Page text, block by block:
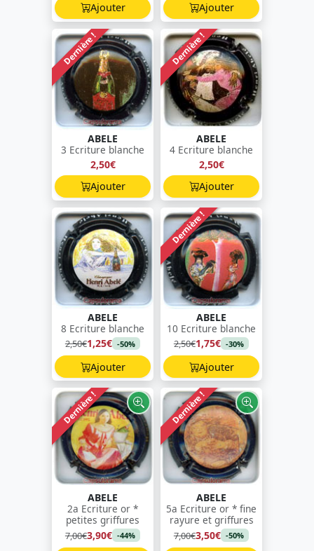
Ajouter
Ajouter
Dernière !
ABELE
3 Ecriture blanche
2,50€
Ajouter
Dernière !
ABELE
4 Ecriture blanche
2,50€
Ajouter
ABELE
8 Ecriture blanche
2,50€1,25€ -50%
Ajouter
Dernière !
ABELE
10 Ecriture blanche
2,50€1,75€ -30%
Ajouter
Dernière !
ABELE
2a Ecriture or *
petites griffures
7,00€3,90€ -44%
Dernière !
ABELE
5a Ecriture or * fine
rayure et griffures
7,00€3,50€ -50%